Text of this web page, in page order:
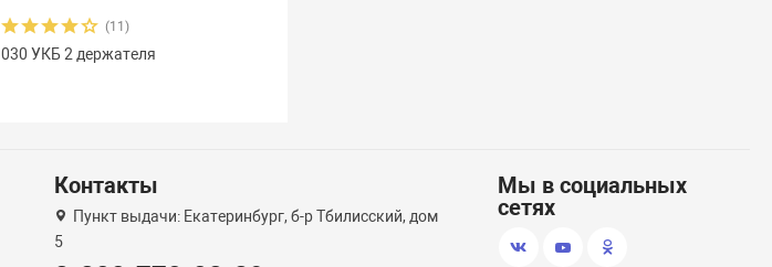
(11)
030 УКБ 2 держателя
Контакты
Пункт выдачи: Екатеринбург, б-р Тбилисский, дом
5
Мы в социальных
сетях